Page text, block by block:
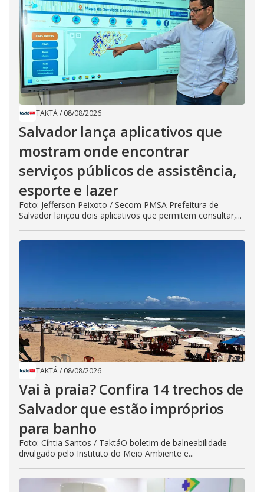
TAKTÁ/ 08/08/2026
Salvador lança aplicativos que
mostram onde encontrar
serviços públicos de assistência,
esporte e lazer
Foto: Jefferson Peixoto / Secom PMSA Prefeitura de
Salvador lançou dois aplicativos que permitem consultar,...
TAKTÁ/ 08/08/2026
Vai à praia? Confira 14 trechos de
Salvador que estão impróprios
para banho
Foto: Cíntia Santos / TaktáO boletim de balneabilidade
divulgado pelo Instituto do Meio Ambiente e...